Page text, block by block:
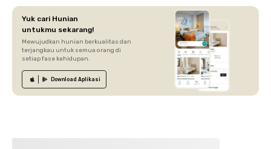
Yuk cari Hunian
untukmu sekarang!
Mewujudkan hunian berkualitas dan
terjangkau untuk semua orang di
setiap fase kehidupan.
Download Aplikasi